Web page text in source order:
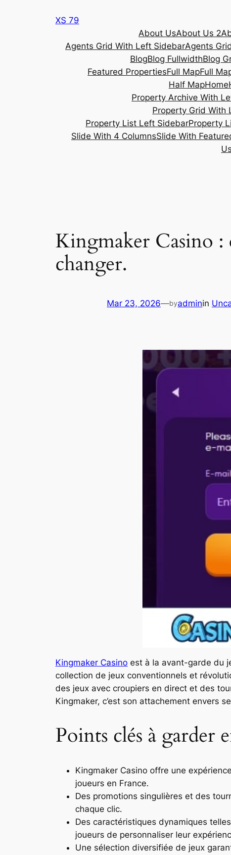
XS 79
About UsAbout Us 2
Agents Grid With Left SidebarAgents
BlogBlog FullwidthBlog
Featured PropertiesFull MapFull
Half MapHome
Property Archive With
Property Grid With
Property List Left SidebarProperty
Slide With 4 ColumnsSlide With
Kingmaker Casino :
changer.
Mar 23, 2026—byadminin
Kingmaker Casino est à la avant-garde du
collection de jeux conventionnels et
des jeux avec croupiers en direct et des
Kingmaker, c’est son attachement envers
Points clés à garder
Kingmaker Casino offre une
joueurs en France.
Des promotions singulières et des
chaque clic.
Des caractéristiques dynamiques
joueurs de personnaliser leur
Une sélection diversifiée de jeux